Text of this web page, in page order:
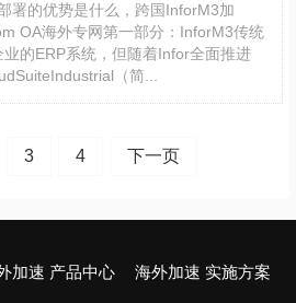
署的优势是什么，跨国InforM3加
OA海外专网第一部分：InforM3传统
业的ERP系统，但随着Infor全面推进
（简...
3 4 下一页
加速 产品中心 海外加速 实施方案